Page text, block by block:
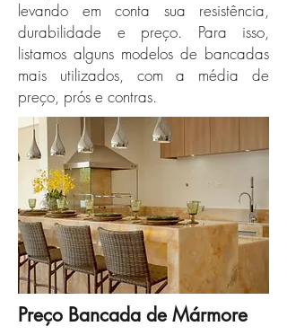
levando em conta sua resistência,
durabilidade e preço. Para isso,
listamos alguns modelos de bancadas
mais utilizados, com a média de
preço, prós e contras.
Preço Bancada de Mármore